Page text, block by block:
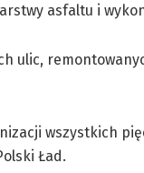
asfaltu i
ulic,
wszystkich
Ład.